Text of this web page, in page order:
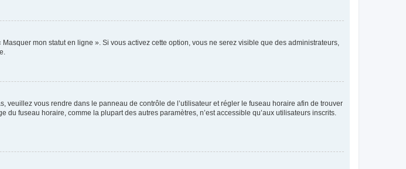
mon statut en ligne ». Si vous activez cette option, vous ne serez visible que des administrateurs,
veuillez vous rendre dans le panneau de contrôle de l’utilisateur et régler le fuseau horaire afin de trouver
fuseau horaire, comme la plupart des autres paramètres, n’est accessible qu’aux utilisateurs inscrits.